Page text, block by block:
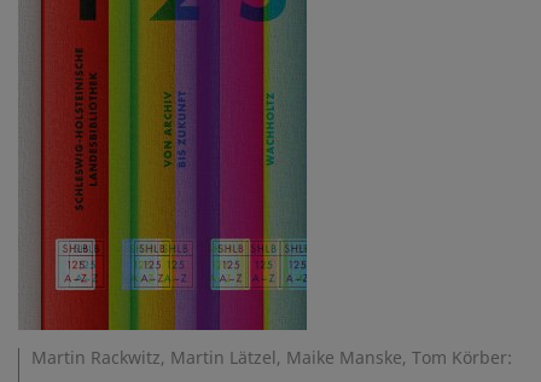
Martin Rackwitz, Martin Lätzel, Maike Manske, Tom Körber: